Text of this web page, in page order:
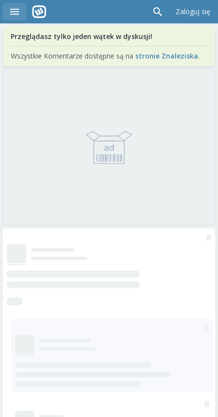
Zaloguj się
Przeglądasz tylko jeden wątek w dyskusji!
Wszystkie Komentarze dostępne są na stronie Znaleziska.